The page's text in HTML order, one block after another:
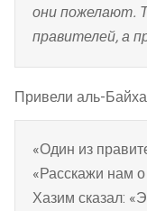
они пожелают.
правителей, а
Привели аль-
«Один из
«Расскажи нам
Хазим сказал: